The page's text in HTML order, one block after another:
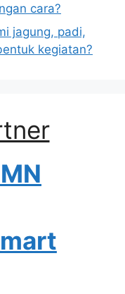
cara?
jagung, padi,
kegiatan?